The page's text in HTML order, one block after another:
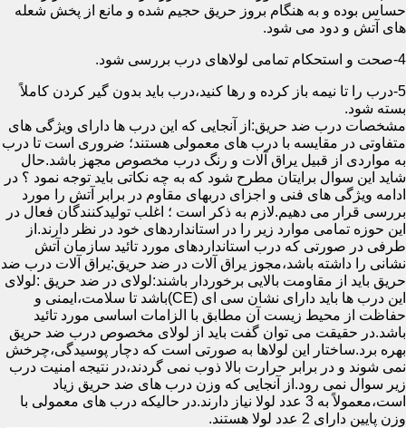
حساس بوده و به هنگام بروز حریق حجیم شده و مانع از پخش شعله
های آتش و دود می شود.
4-صحت و استحکام تمامی لولاهای درب بررسی شود.
5-درب را تا نیمه باز کرده و رها کنید،درب باید بدون گیر کردن کاملاً
بسته شود.
مشخصات درب ضد حریق:از آنجایی که این درب ها دارای ویژگی های
متفاوتی در مقایسه با درب های معمولی هستند؛ ضروری است تا درب
به مواردی از قبیل یراق آلات و رنگ درب مخصوص مجهز باشد.حال
شاید این سوال برایتان مطرح شود که به چه نکاتی باید توجه نمود ؟ در
ادامه ویژگی های فنی و اجزای دربهای مقاوم در برابر آتش را مورد
بررسی قرار می دهیم.لازم به ذکر است ؛ اغلب تولیدکنندگان فعال در
این حوزه تمامی موارد زیر را در استانداردهای خود در نظر دارند.از
طرفی در صورتی که درب استانداردهای مورد تائید سازمان آتش
نشانی را داشته باشد،مجوز یراق آلات در ضد حریق:یراق آلات درب ضد
حریق باید از مقاومت بالایی برخوردار باشند:لولای در ضد حریق :لولای
این درب ها باید دارای نشان سی ای (CE)باشد تا سلامت،ایمنی و
حفاظت از محیط زیست آن مطابق با الزامات اساسی مورد تائید
باشد.در حقیقت می توان گفت باید از لولای مخصوص درب ضد حریق
بهره برد.ساختار این لولاها به صورتی است که دچار پوسیدگی،چرخش
نمی شوند و در برابر حرارت بالا ذوب نمی گردند،در نتیجه امنیت درب
زیر سوال نمی رود.از آنجایی که وزن درب های ضد حریق زیاد
است،معمولاً به 3 عدد لولا نیاز دارند.در حالیکه درب های معمولی با
وزن پایین دارای 2 عدد لولا هستند.